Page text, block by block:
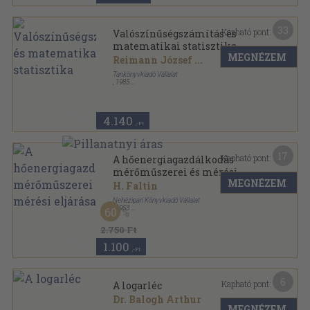
Valószínűségszámítás és
matematikai statisztika
Reimann József ...
Tankönyvkiadó Vállalat
1985
4.140 ,-Ft
Kapható pont:
MEGNÉZEM
A hőenergiagazdálkodás
mérőműszerei és mérési
eljárásai
H. Faltin
Nehézipari Könyvkiadó Vállalat
, 1953
Fűzött keménykötés
2.750 Ft
60
1.100 ,-Ft
Kapható pont:
MEGNÉZEM
A logarléc
Dr. Balogh Arthur
Kapható pont: